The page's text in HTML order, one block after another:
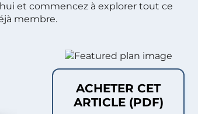
et commencez à explorer tout ce
membre.
ACHETER CET
ARTICLE (PDF)